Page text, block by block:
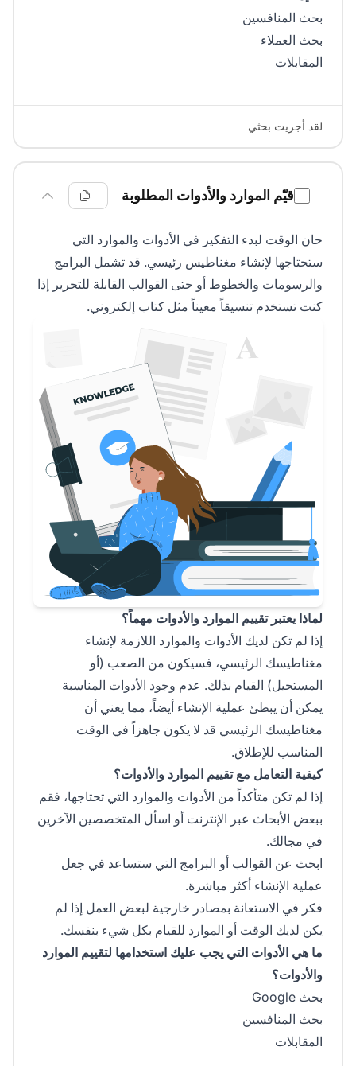
بحث المنافسين
بحث العملاء
المقابلات
لقد أجريت بحثي
قيّم الموارد والأدوات المطلوبة
حان الوقت لبدء التفكير في الأدوات والموارد التي
ستحتاجها لإنشاء مغناطيس رئيسي. قد تشمل البرامج
والرسومات والخطوط أو حتى القوالب القابلة للتحرير إذا
كنت تستخدم تنسيقاً معيناً مثل كتاب إلكتروني.
لماذا يعتبر تقييم الموارد والأدوات مهماً؟
إذا لم تكن لديك الأدوات والموارد اللازمة لإنشاء
مغناطيسك الرئيسي، فسيكون من الصعب (أو
المستحيل) القيام بذلك. عدم وجود الأدوات المناسبة
يمكن أن يبطئ عملية الإنشاء أيضاً، مما يعني أن
مغناطيسك الرئيسي قد لا يكون جاهزاً في الوقت
المناسب للإطلاق.
كيفية التعامل مع تقييم الموارد والأدوات؟
إذا لم تكن متأكداً من الأدوات والموارد التي تحتاجها، فقم
ببعض الأبحاث عبر الإنترنت أو اسأل المتخصصين الآخرين
في مجالك.
ابحث عن القوالب أو البرامج التي ستساعد في جعل
عملية الإنشاء أكثر مباشرة.
فكر في الاستعانة بمصادر خارجية لبعض العمل إذا لم
يكن لديك الوقت أو الموارد للقيام بكل شيء بنفسك.
ما هي الأدوات التي يجب عليك استخدامها لتقييم الموارد
والأدوات؟
بحث Google
بحث المنافسين
المقابلات